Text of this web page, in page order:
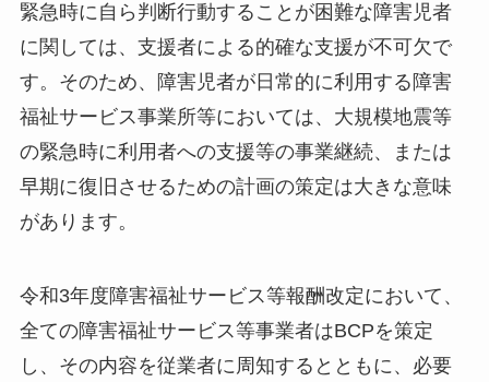
緊急時に自ら判断行動することが困難な障害児者
に関しては、支援者による的確な支援が不可欠で
す。そのため、障害児者が日常的に利用する障害
福祉サービス事業所等においては、大規模地震等
の緊急時に利用者への支援等の事業継続、または
早期に復旧させるための計画の策定は大きな意味
があります。
令和3年度障害福祉サービス等報酬改定において、
全ての障害福祉サービス等事業者はBCPを策定
し、その内容を従業者に周知するとともに、必要